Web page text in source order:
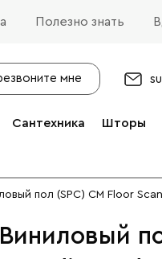
Полезно знать
мне
Сантехника Шторы
пол (SPC) CM Floor
Виниловый